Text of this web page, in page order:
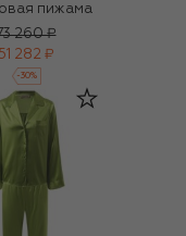
пижама
260 ₽
51 282 ₽
-30%